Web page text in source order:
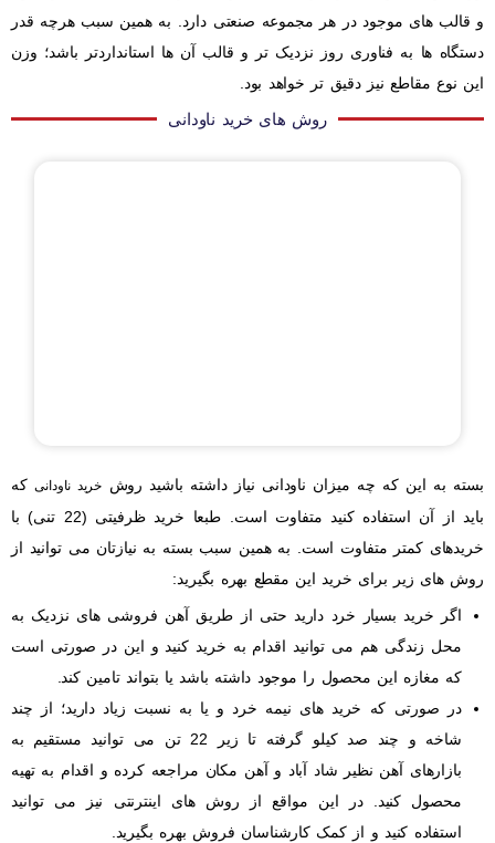
و قالب های موجود در هر مجموعه صنعتی دارد. به همین سبب هرچه قدر
دستگاه ها به فناوری روز نزدیک تر و قالب آن ها استانداردتر باشد؛ وزن
این نوع مقاطع نیز دقیق تر خواهد بود.
روش های خرید ناودانی
بسته به این که چه میزان ناودانی نیاز داشته باشید روش خرید ناودانیکه
باید از آن استفاده کنید متفاوت است. طبعا خرید ظرفیتی (22 تنی) با
خریدهای کمتر متفاوت است. به همین سبب بسته به نیازتان می توانید از
روش های زیر برای خرید این مقطع بهره بگیرید:
اگر خرید بسیار خرد دارید حتی از طریق آهن فروشی های نزدیک به
محل زندگی هم می توانید اقدام به خرید کنید و این در صورتی است
که مغازه این محصول را موجود داشته باشد یا بتواند تامین کند.
در صورتی که خرید های نیمه خرد و یا به نسبت زیاد دارید؛ از چند
شاخه و چند صد کیلو گرفته تا زیر 22 تن می توانید مستقیم به
بازارهای آهن نظیر شاد آباد و آهن مکان مراجعه کرده و اقدام به تهیه
محصول کنید. در این مواقع از روش های اینترنتی نیز می توانید
استفاده کنید و از کمک کارشناسان فروش بهره بگیرید.